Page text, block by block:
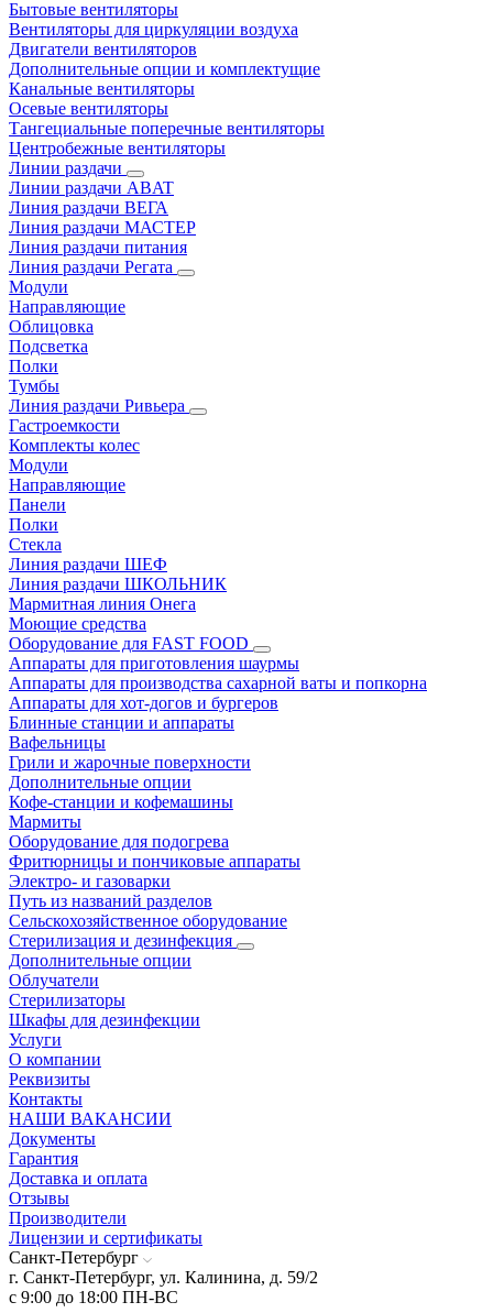
Бытовые вентиляторы
Вентиляторы для циркуляции воздуха
Двигатели вентиляторов
Дополнительные опции и комплектущие
Канальные вентиляторы
Осевые вентиляторы
Тангециальные поперечные вентиляторы
Центробежные вентиляторы
Линии раздачи
Линии раздачи ABAT
Линия раздачи ВЕГА
Линия раздачи МАСТЕР
Линия раздачи питания
Линия раздачи Регата
Модули
Направляющие
Облицовка
Подсветка
Полки
Тумбы
Линия раздачи Ривьера
Гастроемкости
Комплекты колес
Модули
Направляющие
Панели
Полки
Стекла
Линия раздачи ШЕФ
Линия раздачи ШКОЛЬНИК
Мармитная линия Онега
Моющие средства
Оборудование для FAST FOOD
Аппараты для приготовления шаурмы
Аппараты для производства сахарной ваты и попкорна
Аппараты для хот-догов и бургеров
Блинные станции и аппараты
Вафельницы
Грили и жарочные поверхности
Дополнительные опции
Кофе-станции и кофемашины
Мармиты
Оборудование для подогрева
Фритюрницы и пончиковые аппараты
Электро- и газоварки
Путь из названий разделов
Сельскохозяйственное оборудование
Стерилизация и дезинфекция
Дополнительные опции
Облучатели
Стерилизаторы
Шкафы для дезинфекции
Услуги
О компании
Реквизиты
Контакты
НАШИ ВАКАНСИИ
Документы
Гарантия
Доставка и оплата
Отзывы
Производители
Лицензии и сертификаты
Санкт-Петербург
г. Санкт-Петербург, ул. Калинина, д. 59/2
с 9:00 до 18:00 ПН-ВС